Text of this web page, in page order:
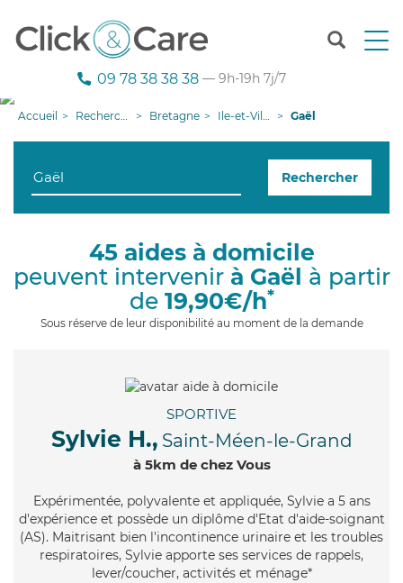
T
n
g
i
09 78 38 38 38 — 9h-19h 7j/7
Accueil Recherche aide à domicile Bretagne Ile-et-Vilaine Gaël
Rechercher
45 aides à domicile
peuvent intervenir à Gaël à partir
de 19,90€/h*
Sous réserve de leur disponibilité au moment de la demande
SPORTIVE
Sylvie H., Saint-Méen-le-Grand
à 5km de chez Vous
Expérimentée, polyvalente et appliquée, Sylvie a 5 ans
d'expérience et possède un diplôme d'Etat d'aide-soignant
(AS). Maitrisant bien l'incontinence urinaire et les troubles
respiratoires, Sylvie apporte ses services de rappels,
lever/coucher, activités et ménage*